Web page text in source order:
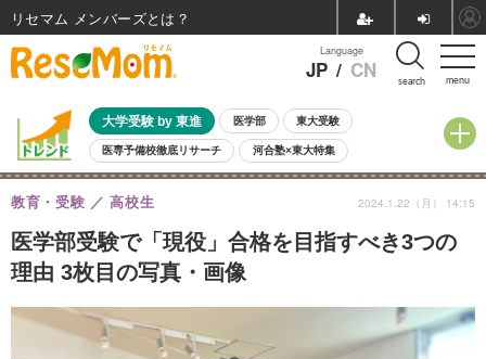
menu
Language
JP / CN search
大学受験 by 東進 医学部 東大受験
医専予備校徹底リサーチ 河合塾×東大特集
親子で考える大学選び 高校受験 中学受験 小学校受験
共通テスト 夏休み
8月開催イベント・WS 全国公立高校 過去問 人気記事
自由研究教材（小学生向け） 自由研究教材（中学生向け）
医学部受験で「現役」合格を目指すべき3つの
理由 3枚目の写真・画像
教育・受験 高校生 2024.1.22（月） 14:15
リセマム メンバーズ